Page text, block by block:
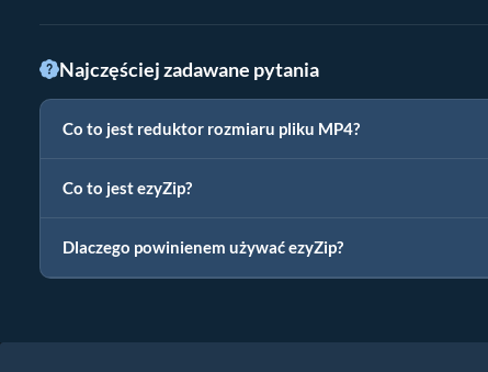
Najczęściej zadawane pytania
Co to jest reduktor rozmiaru pliku MP4?
Co to jest ezyZip?
Dlaczego powinienem używać ezyZip?